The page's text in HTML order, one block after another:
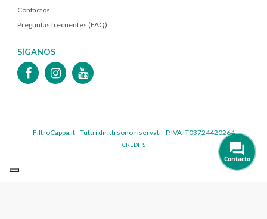
Contactos
Preguntas frecuentes (FAQ)
SÍGANOS
FiltroCappa.it - Tutti i diritti sono riservati - P.IVA IT03724420264
CREDITS
Contacto